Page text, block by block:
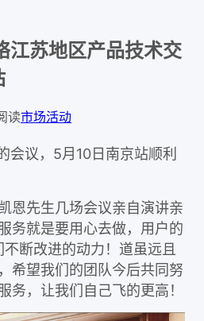
江苏地区产品技术交
读市场活动
会议，5月10日南京站顺利
恩先生几场会议亲自演讲亲
务就是要用心去做，用户的
断改进的动力！道虽远且
希望我们的团队今后共同努
务，让我们自己飞的更高！